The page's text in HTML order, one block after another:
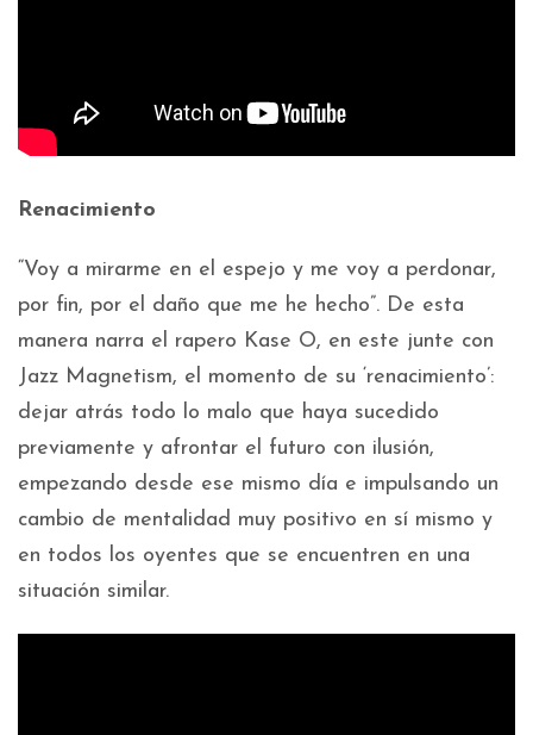
Renacimiento
“Voy a mirarme en el espejo y me voy a perdonar,
por fin, por el daño que me he hecho”. De esta
manera narra el rapero Kase O, en este junte con
Jazz Magnetism, el momento de su ‘renacimiento’:
dejar atrás todo lo malo que haya sucedido
previamente y afrontar el futuro con ilusión,
empezando desde ese mismo día e impulsando un
cambio de mentalidad muy positivo en sí mismo y
en todos los oyentes que se encuentren en una
situación similar.